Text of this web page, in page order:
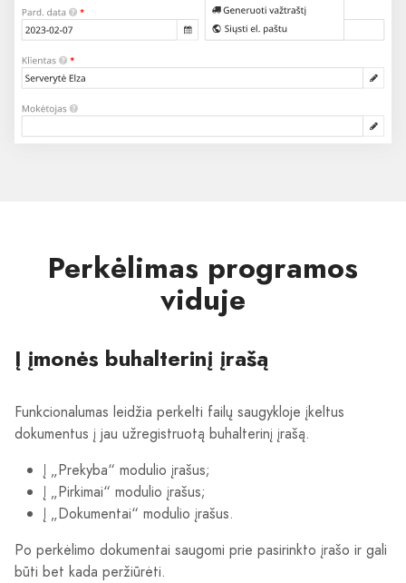
Perkėlimas programos
viduje
Į įmonės buhalterinį įrašą
Funkcionalumas leidžia perkelti failų saugykloje įkeltus
dokumentus į jau užregistruotą buhalterinį įrašą.
Į „Prekyba“ modulio įrašus;
Į „Pirkimai“ modulio įrašus;
Į „Dokumentai“ modulio įrašus.
Po perkėlimo dokumentai saugomi prie pasirinkto įrašo ir gali
būti bet kada peržiūrėti.